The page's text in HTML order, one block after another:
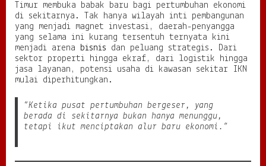
N
:
C
k
a
l
B
Timur membuka babak baru bagi pertumbuhan ekonomi
di sekitarnya. Tak hanya wilayah inti pembangunan
yang menjadi magnet investasi, daerah-penyangga
yang selama ini kurang tersentuh ternyata kini
menjadi arena
bisnis dan peluang strategis. Dari
sektor properti hingga ekraf, dari logistik hingga
jasa layanan, potensi usaha di kawasan sekitar IKN
mulai diperhitungkan.
“Ketika pusat pertumbuhan bergeser, yang
berada di sekitarnya bukan hanya menunggu,
tetapi ikut menciptakan alur baru ekonomi.”